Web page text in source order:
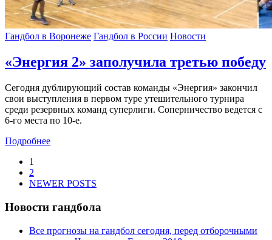
Гандбол в Воронеже Гандбол в России Новости
«Энергия 2» заполучила третью победу
Сегодня дублирующий состав команды «Энергия» закончил
свои выступления в первом туре утешительного турнира
среди резервных команд суперлиги. Соперничество ведется с
6-го места по 10-е.
Подробнее
1
2
NEWER POSTS
Новости гандбола
Все прогнозы на гандбол сегодня, перед отборочными